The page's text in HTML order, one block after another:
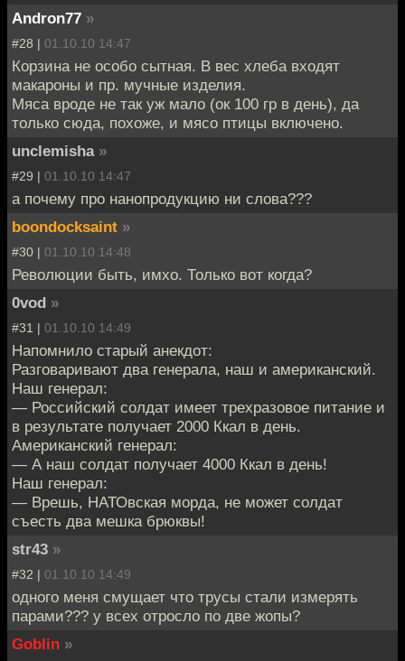
Andron77 »
#28 | 01.10.10 14:47
Корзина не особо сытная. В вес хлеба входят
макароны и пр. мучные изделия.
Мяса вроде не так уж мало (ок 100 гр в день), да
только сюда, похоже, и мясо птицы включено.
unclemisha »
#29 | 01.10.10 14:47
а почему про нанопродукцию ни слова???
boondocksaint »
#30 | 01.10.10 14:48
Революции быть, имхо. Только вот когда?
0vod »
#31 | 01.10.10 14:49
Напомнило старый анекдот:
Разговаривают два генерала, наш и американский.
Наш генерал:
— Российский солдат имеет трехразовое питание и
в результате получает 2000 Ккал в день.
Американский генерал:
— А наш солдат получает 4000 Ккал в день!
Наш генерал:
— Врешь, HАТОвская морда, не может солдат
съесть два мешка брюквы!
str43 »
#32 | 01.10.10 14:49
одного меня смущает что трусы стали измерять
парами??? у всех отросло по две жопы?
Goblin »